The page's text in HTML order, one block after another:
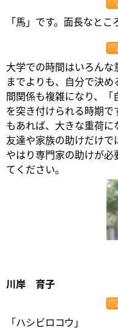
「馬」です。面長なとこ
大学での時間はいろん
までよりも、自分で決
間関係も複雑になり、
を突き付けられる時期
もあれば、大きな重荷に
友達や家族の助けだけで
やはり専門家の助けが
てください。
川岸 育子
「ハシビロコウ」